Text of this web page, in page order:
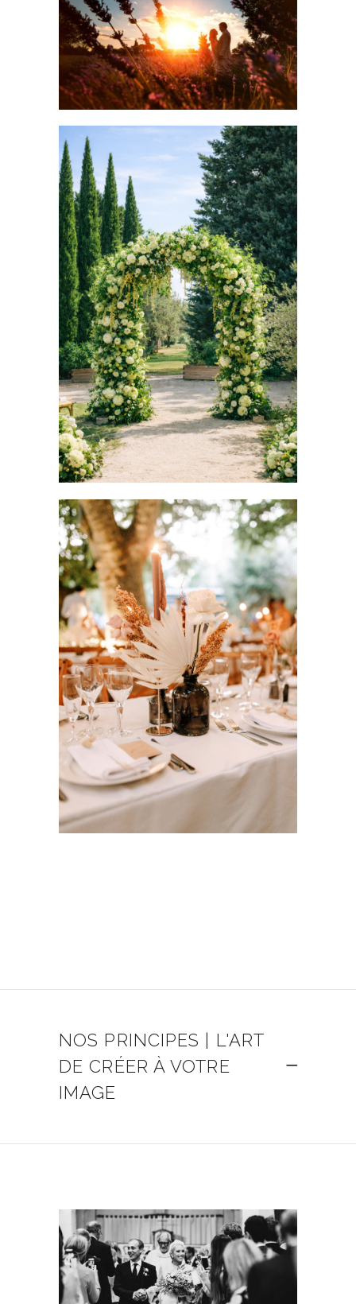
MARIAGE EN PROVENCE
Décoration Occitane
Mariage
Occitane Wedding Planner
MARIAGE EN PROVENCE
Décoration Occitane
Mariage
Occitane Wedding Planner
MARIAGE BOHÈME EN
PROVENCE
Décoration Occitane
Mariage
Occitane Wedding Planner
NOS PRINCIPES | L'ART
DE CRÉER À VOTRE
IMAGE